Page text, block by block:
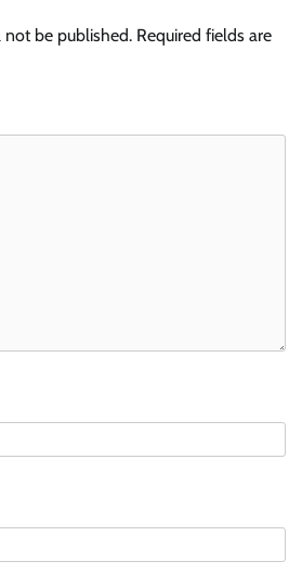
not be published. Required fields are